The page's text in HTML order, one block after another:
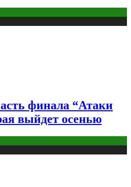
финала “Атаки
выйдет осенью